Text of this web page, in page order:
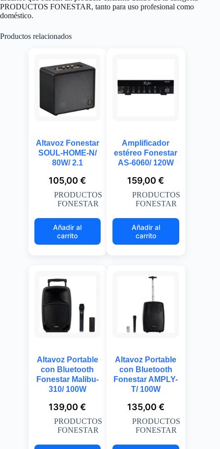
PRODUCTOS FONESTAR, tanto para uso profesional como
doméstico.
Productos relacionados
Altavoz Fonestar
SOUL-HOME-N/
80W/ 2.1
105,00€
PRODUCTOS
FONESTAR
Añadir al
carrito
Amplificador
estéreo Fonestar
AS-6060/ 120W
159,00€
PRODUCTOS
FONESTAR
Añadir al
carrito
Altavoz Portable
con Bluetooth
Fonestar Malibu-
310/ 100W
139,00€
PRODUCTOS
FONESTAR
Altavoz Portable
con Bluetooth
Fonestar AMPLY-
T/ 100W
135,00 €
PRODUCTOS
FONESTAR